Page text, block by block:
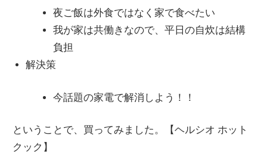
発
夜ご飯は外食ではなく家で食べたい
我が家は共働きなので、平日の自炊は結構
負担
解決策
今話題の家電で解消しよう！！
ということで、買ってみました。【ヘルシオ ホット
クック】